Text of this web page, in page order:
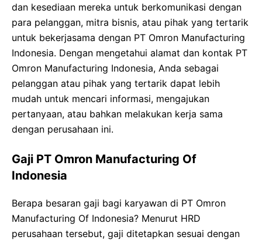
dan kesediaan mereka untuk berkomunikasi dengan
para pelanggan, mitra bisnis, atau pihak yang tertarik
untuk bekerjasama dengan PT Omron Manufacturing
Indonesia. Dengan mengetahui alamat dan kontak PT
Omron Manufacturing Indonesia, Anda sebagai
pelanggan atau pihak yang tertarik dapat lebih
mudah untuk mencari informasi, mengajukan
pertanyaan, atau bahkan melakukan kerja sama
dengan perusahaan ini.
Gaji PT Omron Manufacturing Of
Indonesia
Berapa besaran gaji bagi karyawan di PT Omron
Manufacturing Of Indonesia? Menurut HRD
perusahaan tersebut, gaji ditetapkan sesuai dengan